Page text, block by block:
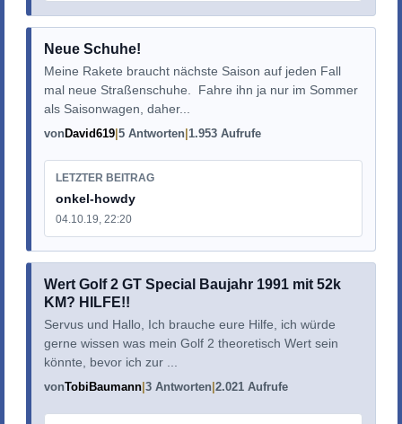
Neue Schuhe!
Meine Rakete braucht nächste Saison auf jeden Fall
mal neue Straßenschuhe. Fahre ihn ja nur im Sommer
als Saisonwagen, daher...
vonDavid619 5 Antworten 1.953 Aufrufe
LETZTER BEITRAG
onkel-howdy
04.10.19, 22:20
Wert Golf 2 GT Special Baujahr 1991 mit 52k
KM? HILFE!!
Servus und Hallo, Ich brauche eure Hilfe, ich würde
gerne wissen was mein Golf 2 theoretisch Wert sein
könnte, bevor ich zur ...
vonTobiBaumann 3 Antworten 2.021 Aufrufe